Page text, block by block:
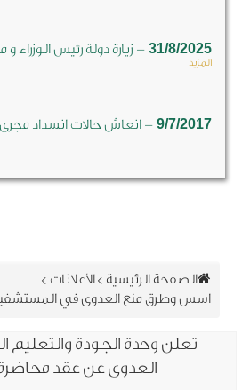
31/8/2025
-زيارة دولة رئيس الوزراء و
9/7/2017
-انعاش حالات انسداد مجرى الهواء
الصفحة الرئيسية>الأعلانات>
اسس وطرق منع العدوى في المستشفيات
تعلن وحدة الجودة والتعليم
العدوى عن عقد محاضرة